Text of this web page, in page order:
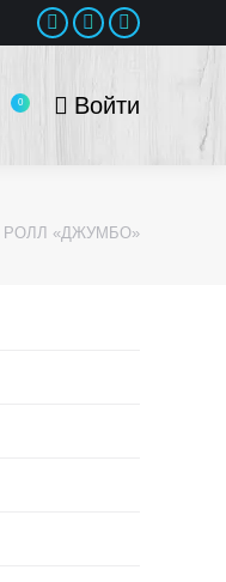
Instagram
Вконтакте
Сайт
0 Войти
РОЛЛ «ДЖУМБО»